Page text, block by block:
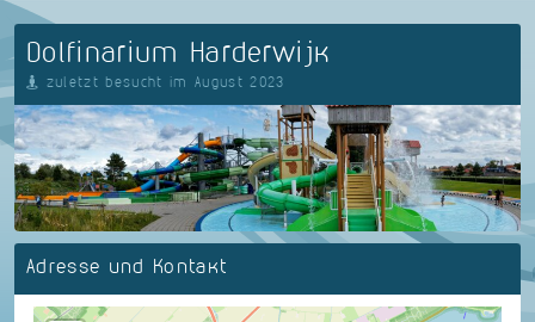
Dolfinarium Harderwijk
zuletzt besucht im August 2023
Adresse und Kontakt